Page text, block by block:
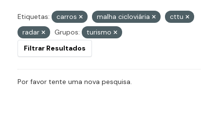
Etiquetas: carros malha cicloviária
cttu
radar
Grupos:
turismo
Filtrar Resultados
Por favor tente uma nova pesquisa.